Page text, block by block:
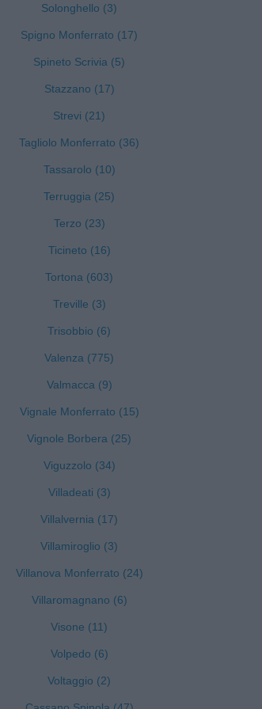
Solonghello (3)
Spigno Monferrato (17)
Spineto Scrivia (5)
Stazzano (17)
Strevi (21)
Tagliolo Monferrato (36)
Tassarolo (10)
Terruggia (25)
Terzo (23)
Ticineto (16)
Tortona (603)
Treville (3)
Trisobbio (6)
Valenza (775)
Valmacca (9)
Vignale Monferrato (15)
Vignole Borbera (25)
Viguzzolo (34)
Villadeati (3)
Villalvernia (17)
Villamiroglio (3)
Villanova Monferrato (24)
Villaromagnano (6)
Visone (11)
Volpedo (6)
Voltaggio (2)